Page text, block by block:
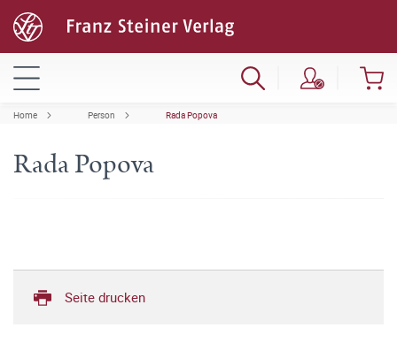
Home Person Rada Popova
Rada Popova
Seite drucken